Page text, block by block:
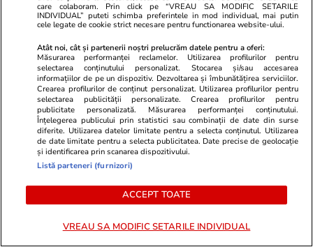
ZiaruldeIasi.ro
Motivul interesant pentru care o
elevă din rural cu o medie de top
la Evaluarea Națională a ales un
liceu tehnologic. „Este o
nebuloasă și pentru noi”
Fanatik.ro
LIVE /
Echipa
accident
mort și
elicopterul
ULTIMELE ȘTIRI
Vacanțe și Cultură
Unde poți zbura cel mai ușor din Europa:
care colaboram. Prin click pe “VREAU SA MODIFIC SETARILE
INDIVIDUAL” puteti schimba preferintele in mod individual, mai putin
cele legate de cookie strict necesare pentru functionarea website-ului.
Atât noi, cât și partenerii noștri prelucrăm datele pentru a oferi:
Măsurarea performanței reclamelor. Utilizarea profilurilor pentru
selectarea conținutului personalizat. Stocarea și/sau accesarea
informațiilor de pe un dispozitiv. Dezvoltarea și îmbunătățirea serviciilor.
Crearea profilurilor de conținut personalizat. Utilizarea profilurilor pentru
selectarea publicității personalizate. Crearea profilurilor pentru
publicitate personalizată. Măsurarea performanței conținutului.
Înțelegerea publicului prin statistici sau combinații de date din surse
diferite. Utilizarea datelor limitate pentru a selecta conținutul. Utilizarea
de date limitate pentru a selecta publicitatea. Date precise de geolocație
și identificarea prin scanarea dispozitivului.
Listă parteneri (furnizori)
ACCEPT TOATE
VREAU SA MODIFIC SETARILE INDIVIDUAL